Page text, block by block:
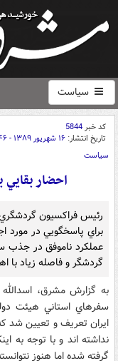
سیاست
کد خبر5844
تاریخ انتشار: ۱۶ شهریور ۱۳۸۹ - ۱۳:۴۶
سیاست
احضار
رئيس فراکسيون
براي پاسخگويي در مورد
عملکرد ناموفق در جذب
گردشگر و فاصله زياد با
به گزارش مشرق،
سفرهاي استاني هيئت
ايران تعريف و تعيين شد
نداشته اند و با توجه به
گرفته شده اما هنوز